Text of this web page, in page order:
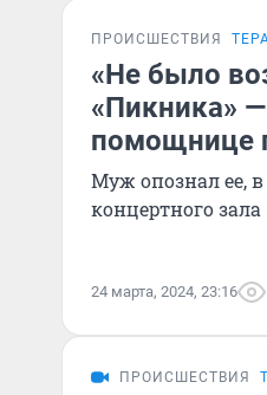
ПРОИСШЕСТВИЯ
«Не было
«Пикника»
помощнице
Муж опознал ее,
концертного зала
24 марта, 2024, 23:16
ПРОИСШЕСТВИЯ